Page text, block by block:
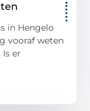
in Hengelo
vooraf weten
er